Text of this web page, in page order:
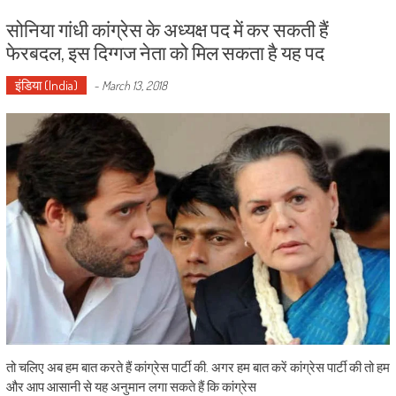
सोनिया गांधी कांग्रेस के अध्यक्ष पद में कर सकती हैं
फेरबदल, इस दिग्गज नेता को मिल सकता है यह पद
इंडिया (India) - March 13, 2018
तो चलिए अब हम बात करते हैं कांग्रेस पार्टी की. अगर हम बात करें कांग्रेस पार्टी की तो हम
और आप आसानी से यह अनुमान लगा सकते हैं कि कांग्रेस